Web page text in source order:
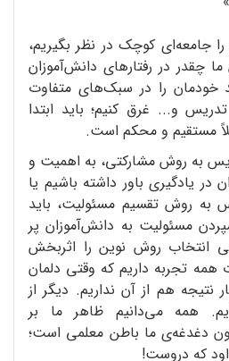
جامعه‌ای کوچک در نظر بگیریم،
چقدر در رفتارهای دانش‌آموزان
خودمان را در سبک‌های متفاوت
و... غرق کنیم؛ باید ابتدا
مستقیم و محکم است.
به روش مشارکتی، به اهمیت و
در یادگیری باور داشته باشیم یا
به روش تقسیم مسئولیت، باید
مسئولیت به دانش‌آموزان پر
انتخاب روش نوین را اثربخش
همه تجربه داریم که وقتی دلمان
نتیجه هم از آن نداریم. دیگر از
همه می‌دانیم ظاهر ما بر
دغدغه‌ی ما باطن معلمی است؛
که دروست!